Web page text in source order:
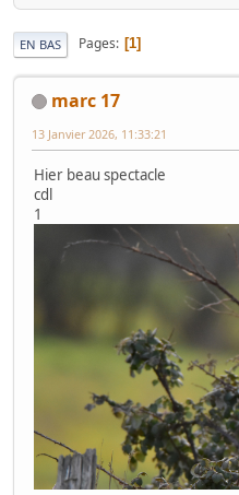
EN BAS Pages 1
marc 17
13 Janvier 2026, 11:33:21
Hier beau spectacle
cdl
1